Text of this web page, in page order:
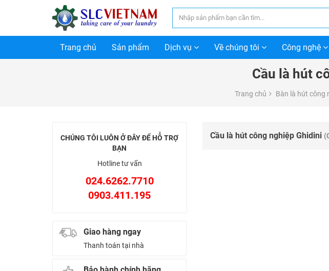
Trang chủ Sản phẩm Dịch vụ Về chúng tôi Công nghệ
Trang chủ Bàn là hút công
Cầu là hút
CHÚNG TÔI LUÔN Ở ĐÂY ĐỂ HỖ TRỢ
BẠN
Hotline tư vấn
024.6262.7710
0903.411.195
Giao hàng ngay
Thanh toán tại nhà
Cầu là hút công nghiệp Ghidini